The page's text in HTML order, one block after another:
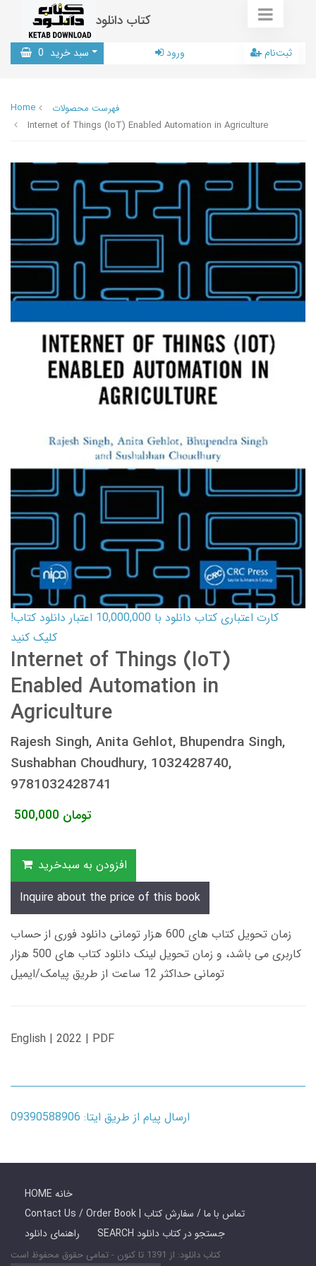
کتاب دانلود
سبد خرید 0 ورود ثبت‌نام
Home
فهرست محصولات
Internet of Things (IoT) Enabled Automation in Agriculture
کارت اعتباری کتاب دانلود با 10,000,000 اعتبار دانلود کتاب!
کلیک کنید
Internet of Things (IoT)
Enabled Automation in
Agriculture
Rajesh Singh, Anita Gehlot, Bhupendra Singh,
Sushabhan Choudhury, 1032428740,
9781032428741
500,000 تومان
افزودن به سبدخرید
Inquire about the price of this book
زمان تحویل کتاب های 600 هزار تومانی دانلود فوری از حساب
کاربری می باشد، و زمان تحویل لینک دانلود کتاب های 500 هزار
تومانی حداکثر 12 ساعت از طریق پیامک/ایمیل
English | 2022 | PDF
ارسال پیام از طریق ایتا: 09390588906
HOME خانه
Contact Us / Order Book | تماس با ما / سفارش کتاب
راهنمای دانلود
SEARCH جستجو در کتاب دانلود
کتاب دانلود: از 1391 تا کنون - تمامی حقوق محفوظ است